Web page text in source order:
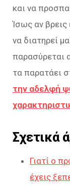
και να
Ίσως αν
να διατηρεί
παρασύρεται
τα παρατάει
την αδελφή
Σχετικά
Γιατί ο
έχεις